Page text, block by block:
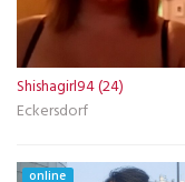
Shishagirl94 (24)
Eckersdorf
online